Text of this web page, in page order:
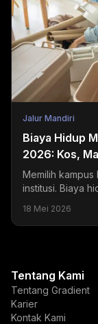
Jalur Mandiri
Biaya Hidup
2026: Kos,
Memilih kampus
institusi. Biaya
18 Mei 2026
Tentang Kami
Tentang Gradient
Karier
Kontak Kami